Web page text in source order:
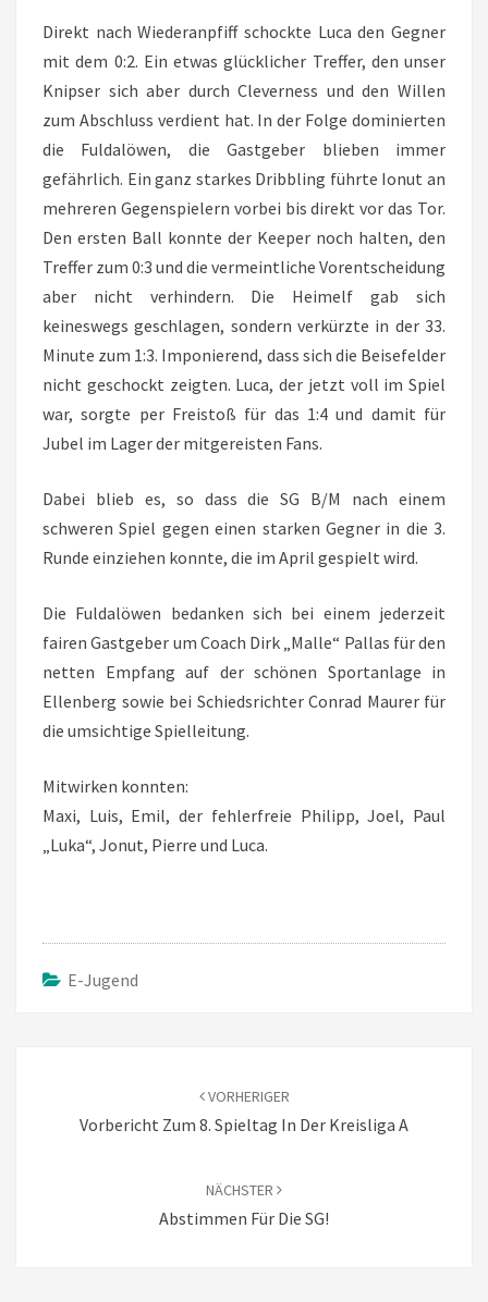
Direkt nach Wiederanpfiff schockte Luca den Gegner
mit dem 0:2. Ein etwas glücklicher Treffer, den unser
Knipser sich aber durch Cleverness und den Willen
zum Abschluss verdient hat. In der Folge dominierten
die Fuldalöwen, die Gastgeber blieben immer
gefährlich. Ein ganz starkes Dribbling führte Ionut an
mehreren Gegenspielern vorbei bis direkt vor das Tor.
Den ersten Ball konnte der Keeper noch halten, den
Treffer zum 0:3 und die vermeintliche Vorentscheidung
aber nicht verhindern. Die Heimelf gab sich
keineswegs geschlagen, sondern verkürzte in der 33.
Minute zum 1:3. Imponierend, dass sich die Beisefelder
nicht geschockt zeigten. Luca, der jetzt voll im Spiel
war, sorgte per Freistoß für das 1:4 und damit für
Jubel im Lager der mitgereisten Fans.
Dabei blieb es, so dass die SG B/M nach einem
schweren Spiel gegen einen starken Gegner in die 3.
Runde einziehen konnte, die im April gespielt wird.
Die Fuldalöwen bedanken sich bei einem jederzeit
fairen Gastgeber um Coach Dirk „Malle“ Pallas für den
netten Empfang auf der schönen Sportanlage in
Ellenberg sowie bei Schiedsrichter Conrad Maurer für
die umsichtige Spielleitung.
Mitwirken konnten:
Maxi, Luis, Emil, der fehlerfreie Philipp, Joel, Paul
„Luka“, Jonut, Pierre und Luca.
E-Jugend
VORHERIGER
Vorbericht Zum 8. Spieltag In Der Kreisliga A
NÄCHSTER
Abstimmen Für Die SG!